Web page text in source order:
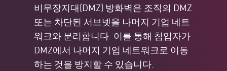
비무장지대(DMZ) 방화벽은 조직의 DMZ
또는 차단된 서브넷을 나머지 기업 네트
워크와 분리합니다. 이를 통해 침입자가
DMZ에서 나머지 기업 네트워크로 이동
하는 것을 방지할 수 있습니다.